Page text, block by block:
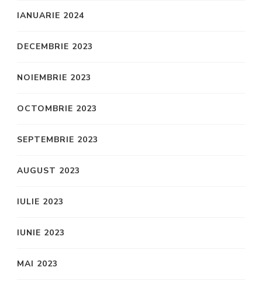
IANUARIE 2024
DECEMBRIE 2023
NOIEMBRIE 2023
OCTOMBRIE 2023
SEPTEMBRIE 2023
AUGUST 2023
IULIE 2023
IUNIE 2023
MAI 2023